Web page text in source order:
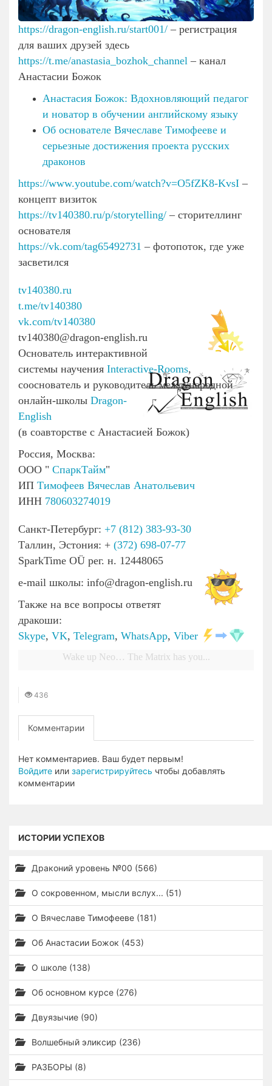
https://dragon-english.ru/start001/ – регистрация
для ваших друзей здесь
https://t.me/anastasia_bozhok_channel – канал
Анастасии Божок
Анастасия Божок: Вдохновляющий педагог
и новатор в обучении английскому языку
Об основателе Вячеславе Тимофееве и
серьезные достижения проекта русских
драконов
https://www.youtube.com/watch?v=O5fZK8-KvsI –
концепт визиток
https://tv140380.ru/p/storytelling/ – сторителлинг
основателя
https://vk.com/tag65492731 – фотопоток, где уже
засветился
tv140380.ru
t.me/tv140380
vk.com/tv140380
tv140380@dragon-english.ru
Основатель интерактивной
системы научения Interactive-Rooms,
сооснователь и руководитель международной
онлайн-школы Dragon-
English
(в соавторстве с Анастасией Божок)
Россия, Москва:
ООО " СпаркТайм"
ИП Тимофеев Вячеслав Анатольевич
ИНН 780603274019
Санкт-Петербург: +7 (812) 383-93-30
Таллин, Эстония: + (372) 698-07-77
SparkTime OÜ рег. н. 12448065
e-mail школы: info@dragon-english.ru
Также на все вопросы ответят
дракоши:
Skype, VK, Telegram, WhatsApp, Viber
Wake up Neo… The Matrix has you...
436
Комментарии
Нет комментариев. Ваш будет первым!
Войдите или зарегистрируйтесь чтобы добавлять
комментарии
ИСТОРИИ УСПЕХОВ
Драконий уровень №00 (566)
О сокровенном, мысли вслух... (51)
О Вячеславе Тимофееве (181)
Об Анастасии Божок (453)
О школе (138)
Об основном курсе (276)
Двуязычие (90)
Волшебный эликсир (236)
РАЗБОРЫ (8)